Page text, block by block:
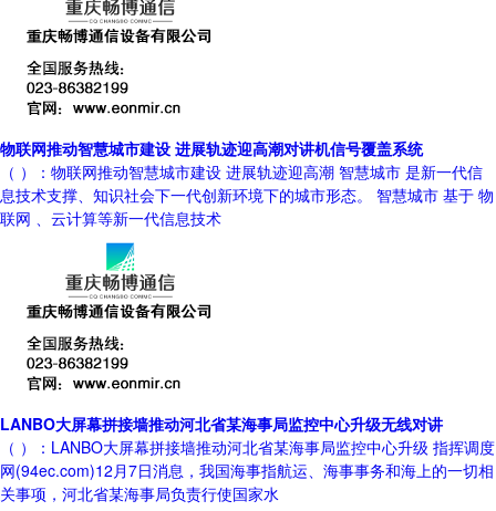
物联网推动智慧城市建设 进展轨迹迎高潮对讲机信号覆盖系统
（ ）：物联网推动智慧城市建设 进展轨迹迎高潮 智慧城市 是新一代信
息技术支撑、知识社会下一代创新环境下的城市形态。 智慧城市 基于 物
联网 、云计算等新一代信息技术
LANBO大屏幕拼接墙推动河北省某海事局监控中心升级无线对讲
（ ）：LANBO大屏幕拼接墙推动河北省某海事局监控中心升级 指挥调度
网(94ec.com)12月7日消息，我国海事指航运、海事事务和海上的一切相
关事项，河北省某海事局负责行使国家水